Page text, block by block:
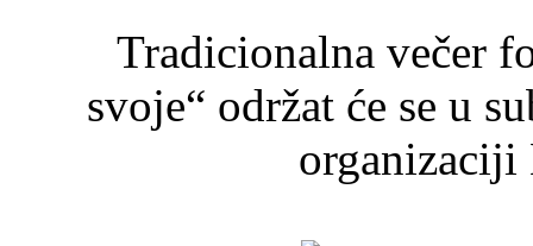
Tradicionalna večer
svoje“ održat će se u
organizaciji